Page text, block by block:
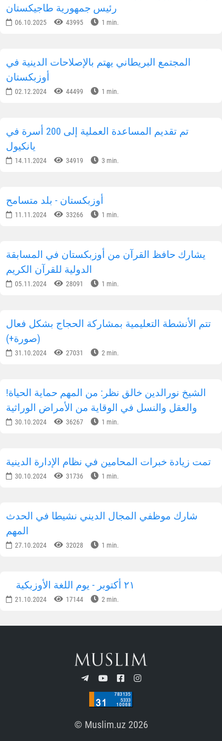
رئيس جمهورية طاجيكستان
06.10.2025 43995 1 min.
المجتمع البريطاني يهتم بالإصلاحات الدينية في
أوزبكستان
02.12.2024 44499 1 min.
تم تقديم المساعدة العملية إلى 200 أسرة في
يانكيول
14.11.2024 34919 3 min.
أوزبكستان - بلد متسامح
11.11.2024 33266 1 min.
يشارك حافظ القرآن من أوزبكستان في المسابقة
الدولية للقرآن الكريم
05.11.2024 28091 1 min.
تتم الأنشطة التعليمية بمشاركة الحجاج بشكل فعال
(صورة+)
31.10.2024 27031 2 min.
!الشيخ نورالدين خالق نظر: من المهم حماية الحياة
والعقل والنسل في الوقاية من الأمراض الوراثية
30.10.2024 36267 1 min.
تمت زيادة خبرات المحامين في نظام الإدارة الدينية
30.10.2024 31736 1 min.
شارك موظفي المجال الديني نشيطا في الحدث
المهم
27.10.2024 32028 1 min.
٢١ أكتوبر - يوم اللغة الأوزبكية
21.10.2024 17144 2 min.
© Muslim.uz 2026